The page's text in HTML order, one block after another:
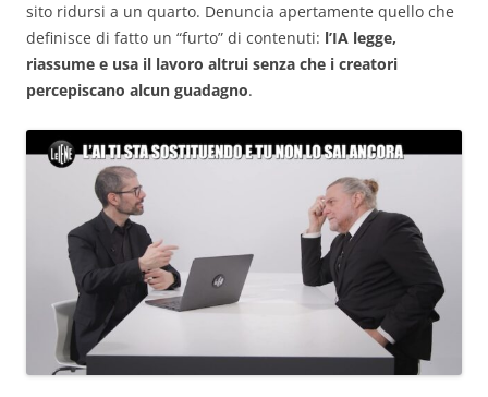
sito ridursi a un quarto. Denuncia apertamente quello che
definisce di fatto un “furto” di contenuti: l’IA legge,
riassume e usa il lavoro altrui senza che i creatori
percepiscano alcun guadagno.